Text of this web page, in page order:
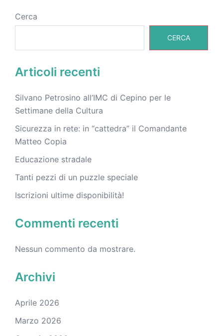
Cerca
CERCA
Articoli recenti
Silvano Petrosino all’IMC di Cepino per le
Settimane della Cultura
Sicurezza in rete: in “cattedra” il Comandante
Matteo Copia
Educazione stradale
Tanti pezzi di un puzzle speciale
Iscrizioni ultime disponibilità!
Commenti recenti
Nessun commento da mostrare.
Archivi
Aprile 2026
Marzo 2026